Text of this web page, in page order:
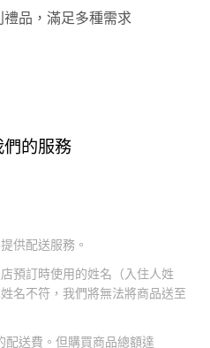
品，滿足多種需求
的服務
供配送服務。
預訂時使用的姓名（入住人姓
名不符，我們將無法將商品送至
送費。但購買商品總額達